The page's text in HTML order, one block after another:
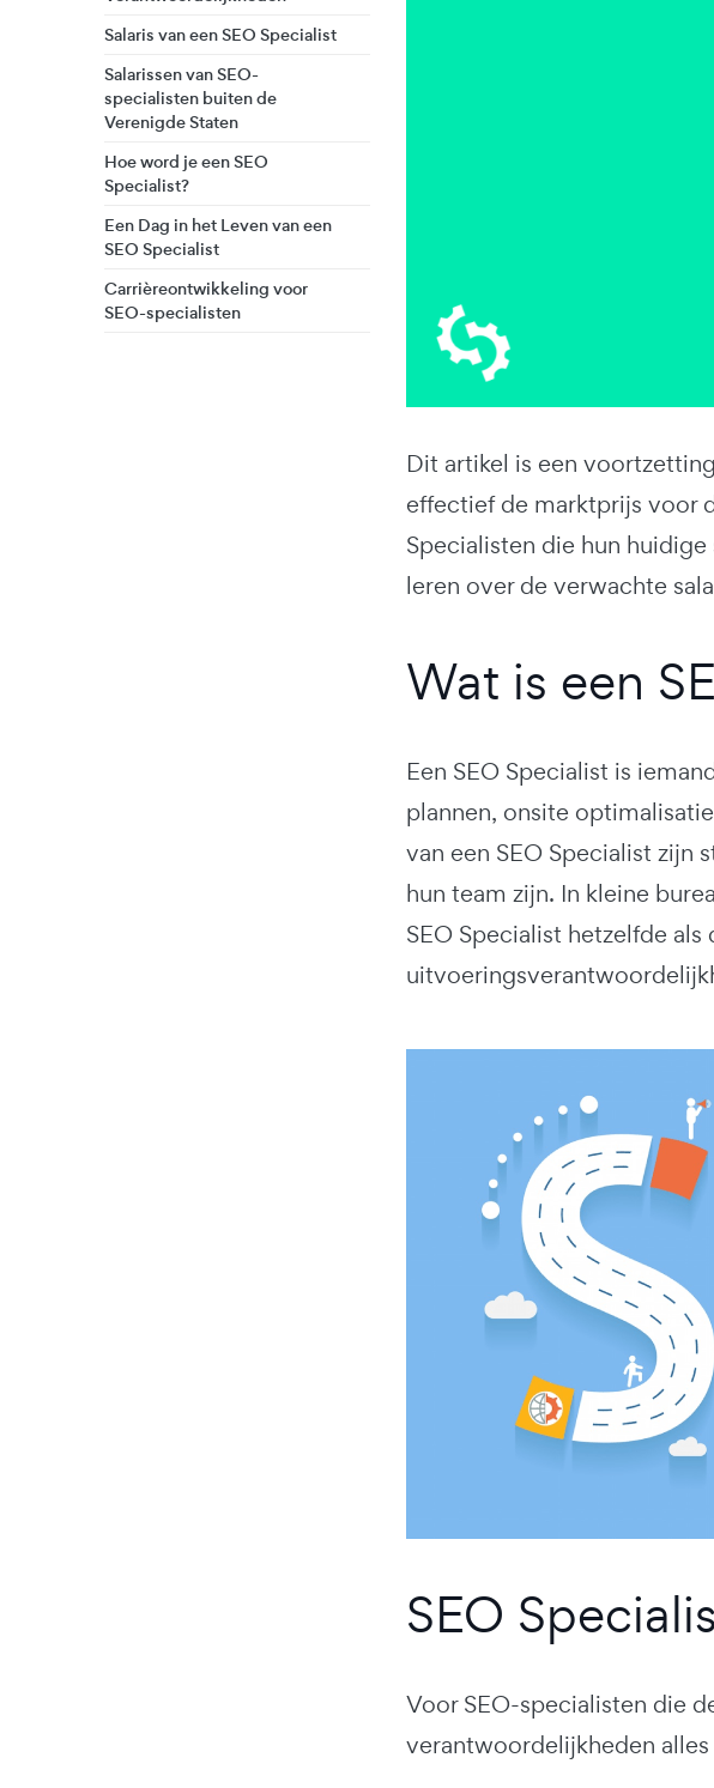
Salaris van een SEO Specialist
Salarissen van SEO-
specialisten buiten de
Verenigde Staten
Hoe word je een SEO
Specialist?
Een Dag in het Leven van een
SEO Specialist
Carrièreontwikkeling voor
SEO-specialisten
Dit artikel is een
effectief de marktprijs voor
Specialisten die hun
leren over de verwachte
Wat is een
Een SEO Specialist is
plannen, onsite
van een SEO Specialist zijn
hun team zijn. In kleine
SEO Specialist hetzelfde
SEO
Voor SEO-specialisten die
verantwoordelijkheden